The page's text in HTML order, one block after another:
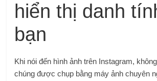
hiển thị danh
bạn
Khi nói đến hình ảnh trên Instagram,
chúng được chụp bằng máy ảnh chuyên